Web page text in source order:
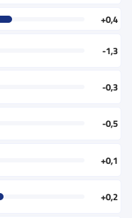
+0,4
-1,3
-0,3
-0,5
+0,1
+0,2